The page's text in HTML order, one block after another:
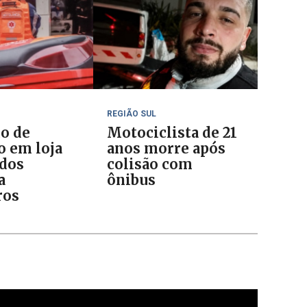
de
em loja
REGIÃO SUL
Motociclista de 21
anos morre após
colisão com
ônibus